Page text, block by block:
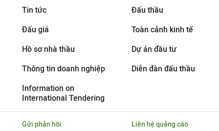
Tin tức Đấu thầu
Đấu giá Toàn cảnh kinh tế
Hồ sơ nhà thầu Dự án đầu tư
Thông tin doanh nghiệp Diễn đàn đấu thầu
Information on
International Tendering
Gửi phản hồi Liên hệ quảng cáo